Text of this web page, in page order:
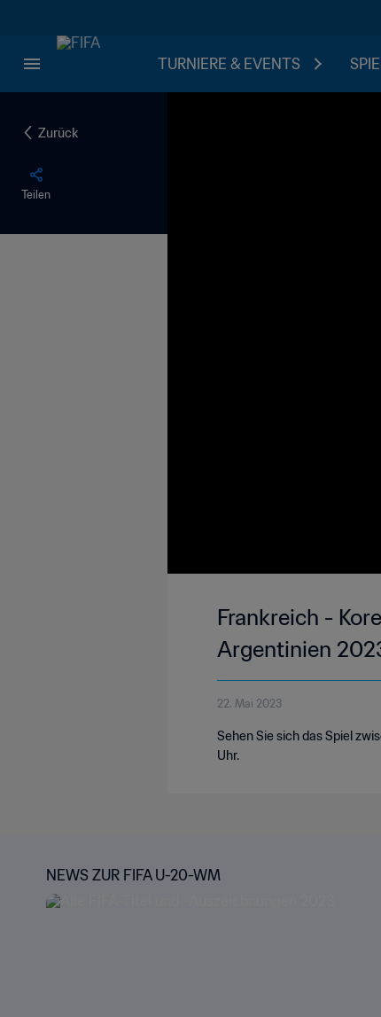
TURNIERE & EVENTS
Zurück
Teilen
Frankreich -
Argentinien
22. Mai 2023
Sehen Sie sich das Spiel
Uhr.
NEWS ZUR FIFA U-20-WM